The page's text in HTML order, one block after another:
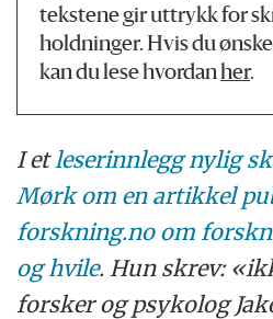
tekstene gir uttrykk for
holdninger. Hvis du
kan du lese hvordanher.
I et leserinnlegg nylig
Mørk om en artikkel
forskning.no om
og hvile. Hun skrev:
forsker og psykolog